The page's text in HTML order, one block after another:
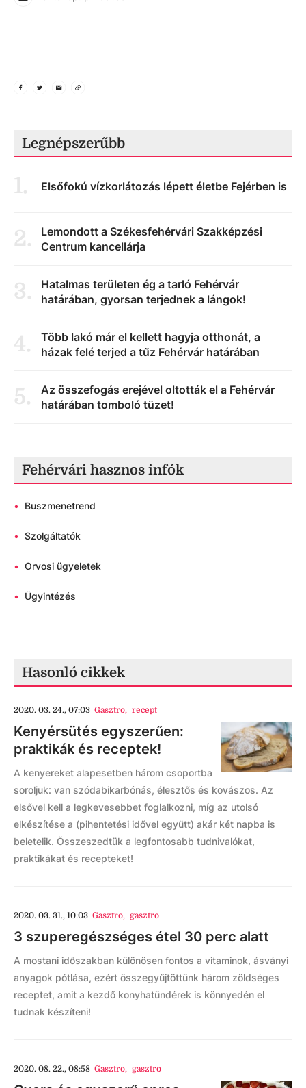
Legnépszerűbb
1. Elsőfokú vízkorlátozás lépett életbe Fejérben is
2.
Lemondott a Székesfehérvári Szakképzési
Centrum kancellárja
3.
Hatalmas területen ég a tarló Fehérvár
határában, gyorsan terjednek a lángok!
4.
Több lakó már el kellett hagyja otthonát, a
házak felé terjed a tűz Fehérvár határában
5.
Az összefogás erejével oltották el a Fehérvár
határában tomboló tüzet!
Fehérvári hasznos infók
• Buszmenetrend
• Szolgáltatók
• Orvosi ügyeletek
• Ügyintézés
Hasonló cikkek
2020. 03. 24., 07:03 Gasztro, recept
Kenyérsütés egyszerűen:
praktikák és receptek!
A kenyereket alapesetben három csoportba
soroljuk: van szódabikarbónás, élesztős és kovászos. Az
elsővel kell a legkevesebbet foglalkozni, míg az utolsó
elkészítése a (pihentetési idővel együtt) akár két napba is
beletelik. Összeszedtük a legfontosabb tudnivalókat,
praktikákat és recepteket!
2020. 03. 31., 10:03 Gasztro, gasztro
3 szuperegészséges étel 30 perc alatt
A mostani időszakban különösen fontos a vitaminok, ásványi
anyagok pótlása, ezért összegyűjtöttünk három zöldséges
receptet, amit a kezdő konyhatündérek is könnyedén el
tudnak készíteni!
2020. 08. 22., 08:58 Gasztro, gasztro